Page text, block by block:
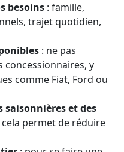
besoins : famille,
trajet quotidien,
: ne pas
concessionnaires, y
comme Fiat, Ford ou
et des
cela permet de réduire